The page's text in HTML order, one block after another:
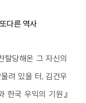
다른 역사
탈당해온 그 자신의
려 있을 터, 김건우
한국 우익의 기원』